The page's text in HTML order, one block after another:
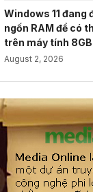
Windows 11 đang
ngốn RAM để có
trên máy tính
August 2, 2026